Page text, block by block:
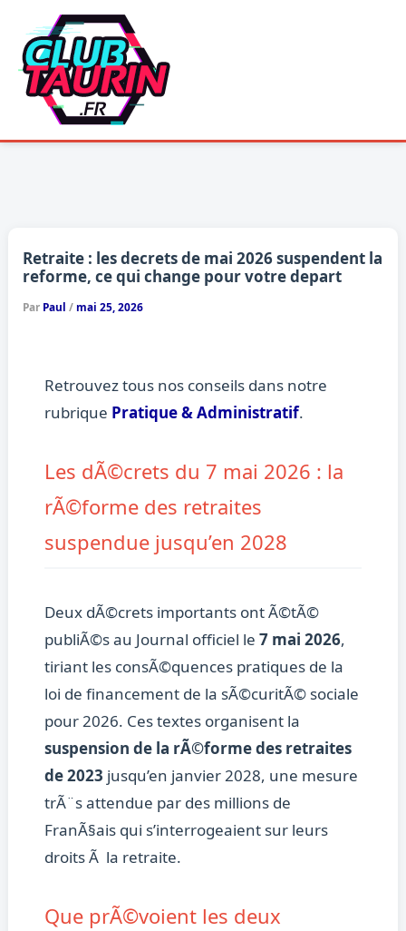
contenu
Retraite : les decrets de mai 2026 suspendent la
reforme, ce qui change pour votre depart
Par Paul / mai 25, 2026
Retrouvez tous nos conseils dans notre
rubrique Pratique & Administratif.
Les dÃ©crets du 7 mai 2026 : la
rÃ©forme des retraites
suspendue jusqu’en 2028
Deux dÃ©crets importants ont Ã©tÃ©
publiÃ©s au Journal officiel le 7 mai 2026,
tiriant les consÃ©quences pratiques de la
loi de financement de la sÃ©curitÃ© sociale
pour 2026. Ces textes organisent la
suspension de la rÃ©forme des retraites
de 2023 jusqu’en janvier 2028, une mesure
trÃ¨s attendue par des millions de
FranÃ§ais qui s’interrogeaient sur leurs
droits Ã la retraite.
Que prÃ©voient les deux